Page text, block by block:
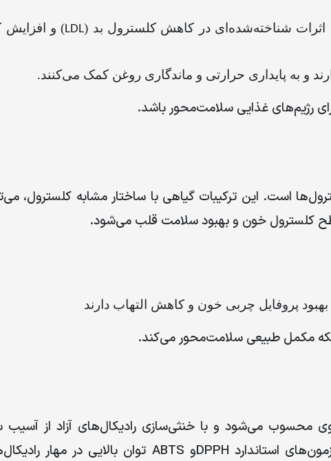
شناخته‌شده‌ای در کاهش کلسترول بد (LDL) و
و به پایداری حرارتی و ماندگاری روغن کمک می‌کنند.
رژیم‌های غذایی سلامت‌محور باشد.
است. این ترکیبات گیاهی با ساختار مشابه کلسترول،
کلسترول خون و بهبود سلامت قلب می‌شود.
پروفایل چربی خون و کاهش التهاب دارند
مکمل طبیعی سلامت‌محور می‌کند.
محسوب می‌شود و با خنثی‌سازی رادیکال‌های آزاد از آسیب
استانداردDPPHو ABTS توان بالایی در مهار